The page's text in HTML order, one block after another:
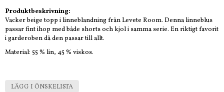
Produktbeskrivning:
Vacker beige topp i linneblandning från Levete Room. Denna linneblus
passar fint ihop med både shorts och kjol i samma serie. En riktigt favorit
i garderoben då den passar till allt.
Material: 55 % lin, 45 % viskos.
LÄGG I ÖNSKELISTA